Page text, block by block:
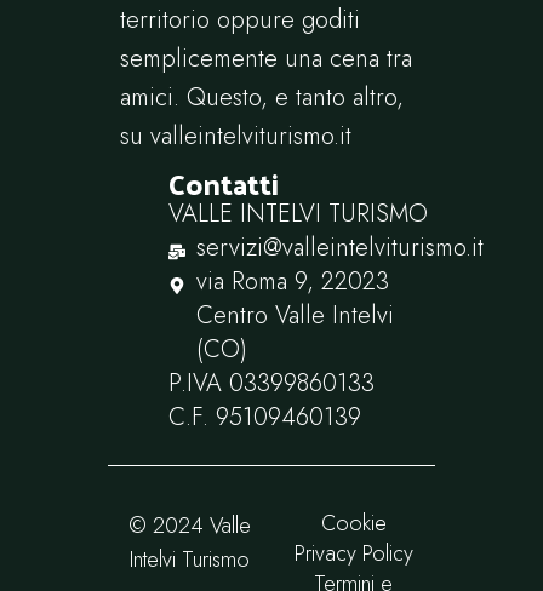
territorio oppure goditi
semplicemente una cena tra
amici. Questo, e tanto altro,
su valleintelviturismo.it
Contatti
VALLE INTELVI TURISMO
servizi@valleintelviturismo.it
via Roma 9, 22023
Centro Valle Intelvi
(CO)
P.IVA ‭03399860133‬
C.F. ‭95109460139
© 2024 Valle
Intelvi Turismo
Cookie
Privacy Policy
Termini e